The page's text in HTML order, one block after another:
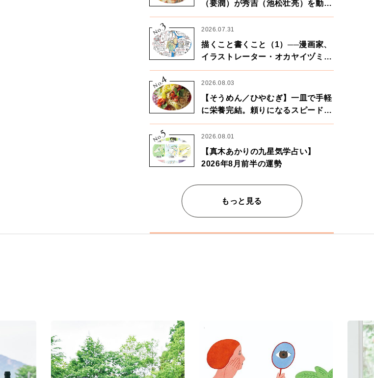
（要潤）が秀吉（池松壮亮）を動か
す。天下に向けた兄弟の分岐点。
No.
3 2026.07.31
描くこと書くこと（1）──漫画家、
イラストレーター・オカヤイヅミさ
ん×漫画家・鶴谷香央理さん
No.
4 2026.08.03
【そうめん／ひやむぎ】一皿で手軽
に栄養完結。頼りになるスピードパ
ワー麺
No.
5 2026.08.01
【真木あかりの九星気学占い】
2026年8月前半の運勢
もっと見る